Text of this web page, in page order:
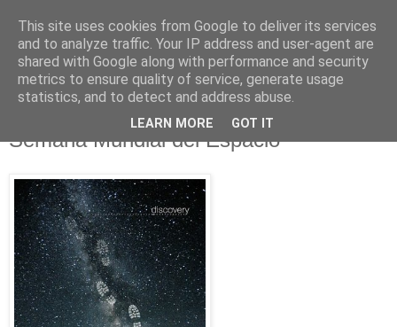
Semana Mundial del Espacio
This site uses cookies from Google to deliver its services
and to analyze traffic. Your IP address and user-agent are
shared with Google along with performance and security
metrics to ensure quality of service, generate usage
statistics, and to detect and address abuse.
LEARN MORE GOT IT